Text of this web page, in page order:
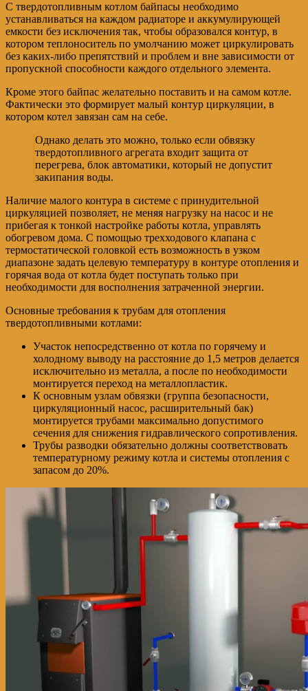
С твердотопливным котлом байпасы необходимо
устанавливаться на каждом радиаторе и аккумулирующей
емкости без исключения так, чтобы образовался контур, в
котором теплоноситель по умолчанию может циркулировать
без каких-либо препятствий и проблем и вне зависимости от
пропускной способности каждого отдельного элемента.
Кроме этого байпас желательно поставить и на самом котле.
Фактически это формирует малый контур циркуляции, в
котором котел завязан сам на себе.
Однако делать это можно, только если обвязку
твердотопливного агрегата входит защита от
перегрева, блок автоматики, который не допустит
закипания воды.
Наличие малого контура в системе с принудительной
циркуляцией позволяет, не меняя нагрузку на насос и не
прибегая к тонкой настройке работы котла, управлять
обогревом дома. С помощью трехходового клапана с
термостатической головкой есть возможность в узком
диапазоне задать целевую температуру в контуре отопления и
горячая вода от котла будет поступать только при
необходимости для восполнения затраченной энергии.
Основные требования к трубам для отопления
твердотопливными котлами:
Участок непосредственно от котла по горячему и
холодному выводу на расстояние до 1,5 метров делается
исключительно из металла, а после по необходимости
монтируется переход на металлопластик.
К основным узлам обвязки (группа безопасности,
циркуляционный насос, расширительный бак)
монтируется трубами максимально допустимого
сечения для снижения гидравлического сопротивления.
Трубы разводки обязательно должны соответствовать
температурному режиму котла и системы отопления с
запасом до 20%.